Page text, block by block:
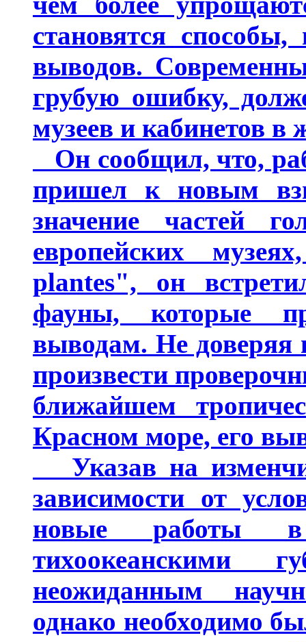
становятся
выводов.
грубую ошибку,
музеев и кабинетов в
Он сообщил, что,
пришел к новым
значение частей
европейских
plantes", он
фауны, которые
выводам. Не доверяя
произвести
ближайшем
Красном море, его
Указав на
зависимости от
новые работы
тихоокеанскими
неожиданным
однако необходимо